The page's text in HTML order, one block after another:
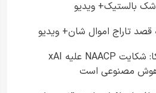
تاراج اموال شان+ ویدیو
وزارت دادگستری آمریکا: شکایت NAACP علیه xAI
هوش مصنوعی است